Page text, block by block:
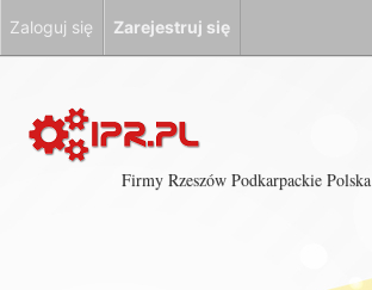
Firmy Rzeszów Podkarpackie Polska
Zaloguj się Zarejestruj się